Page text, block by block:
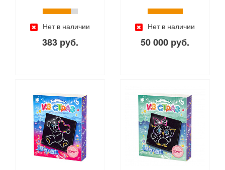
Нет в наличии
383 руб.
Нет в наличии
50 000 руб.